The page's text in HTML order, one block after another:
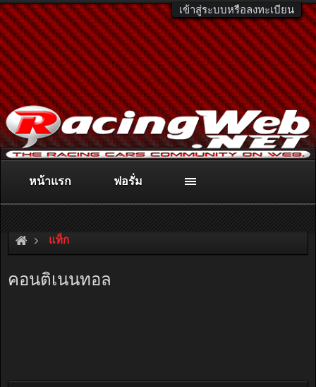
เข้าสู่ระบบหรือลงทะเบียน
ติดต่อลงโฆษณา racingweb@gmail.comหรือโทร. 081-811-1138
หรืออ่านรายละเอียดเพิ่มเติม คลิกที่นี่
แท็ก
คอนติเนนทอล
หน้าแรก ฟอรั่ม